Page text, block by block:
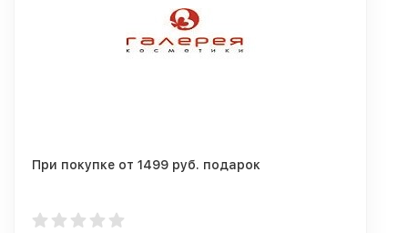
При покупке от 1499 руб. подарок